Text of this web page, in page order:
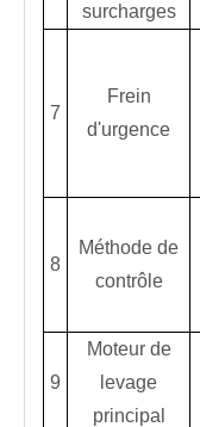
surcharges
7
Frein
d'urgence
8
Méthode de
contrôle
9
Moteur de
levage
principal